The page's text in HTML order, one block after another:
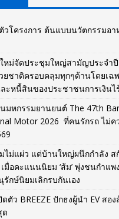
วโครงการ ต้นแบบนวัตกรรมอ
หม่จัดประชุมใหญ่สามัญประจำปี
ยชาติครอบคลุมทุกๆด้านโดยเฉ
ะหนี้สินของประชาชนการเงินไ
มหกรรมยานยนต์ The 47th
Motor 2026 ที่คนรักรถ ไม่ค
ไม่แผ่ว แต่บ้านใหญ่ผนึกกำลัง ส
มื่อคะแนนนิยม ‘ส้ม’ พุ่งชนกำแพ
กษ์นิยมเลิกรบกันเอง
ตัว BREEZE ปักธงผู้นำ EV สอ
ด